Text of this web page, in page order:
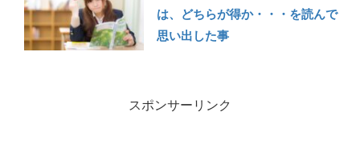
は、どちらが得か・・・を読んで
思い出した事
スポンサーリンク